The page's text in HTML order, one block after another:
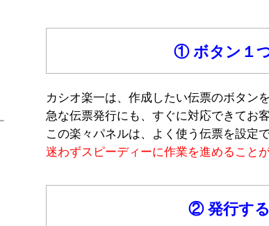
① ボタン１
カシオ楽一は、作成したい伝票のボタン
急な伝票発行にも、すぐに対応できてお
この楽々パネルは、よく使う伝票を設定
迷わずスピーディーに作業を進めることが
② 発行す